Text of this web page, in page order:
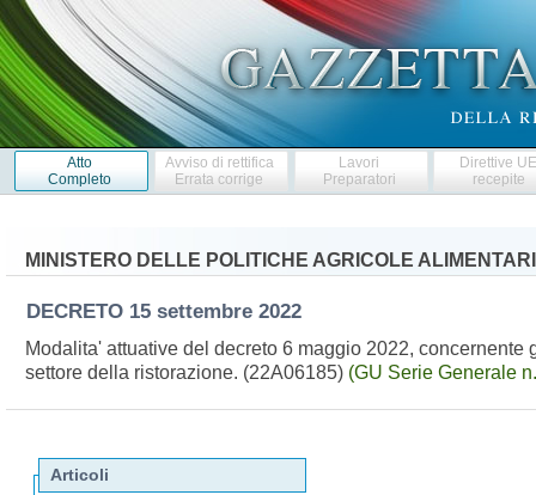
Atto
Completo
Avviso di rettifica
Errata corrige
Lavori
Preparatori
Direttive
recepite
MINISTERO DELLE POLITICHE AGRICOLE
DECRETO 15 settembre 2022
Modalita' attuative del decreto 6 maggio 2022,
settore della ristorazione. (22A06185) (GU Serie Generale